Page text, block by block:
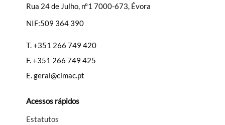
Filtros
Rua 24 de Julho, nº1 7000-673, Évora
NIF:509 364 390
T.+351 266 749 420
F.+351 266 749 425
E.geral@cimac.pt
Acessos rápidos
Estatutos